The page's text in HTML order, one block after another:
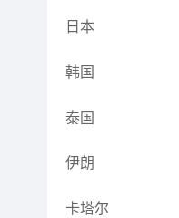
日本
韩国
泰国
伊朗
卡塔尔